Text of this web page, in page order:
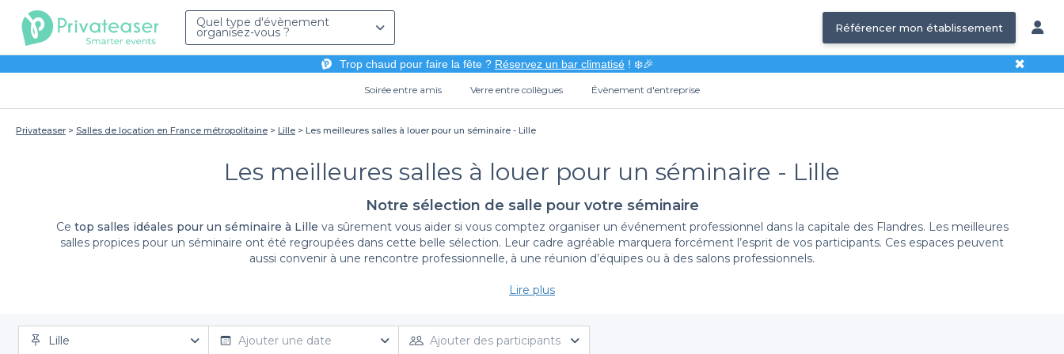
Quel type d'évènement
organisez-vous ? Référencer mon établissement
Trop chaud pour faire la fête ? Réservez un bar climatisé! ❄️🎉 ✖
Soirée entre amis Verre entre collègues Évènement d'entreprise
Privateaser Salles de location en France métropolitaine Lille Les meilleures salles à louer pour un séminaire - Lille
Les meilleures salles à louer pour un séminaire - Lille
Notre sélection de salle pour votre séminaire
Ce top salles idéales pour un séminaire à Lille va sûrement vous aider si vous comptez organiser un événement professionnel dans la capitale des Flandres. Les meilleures
salles propices pour un séminaire ont été regroupées dans cette belle sélection. Leur cadre agréable marquera forcément l’esprit de vos participants. Ces espaces peuvent
aussi convenir à une rencontre professionnelle, à une réunion d’équipes ou à des salons professionnels.
meilleures salles de séminaire résidentiel à Lille
conférences, Lille a plusieurs surprises pour vous. En outre, il n’y a rien de tel qu’un team building, le temps d’une demi-journée ou d’une journée toute entière, pour renforcer
Lire plus
Lille Ajouter une date Ajouter des participants